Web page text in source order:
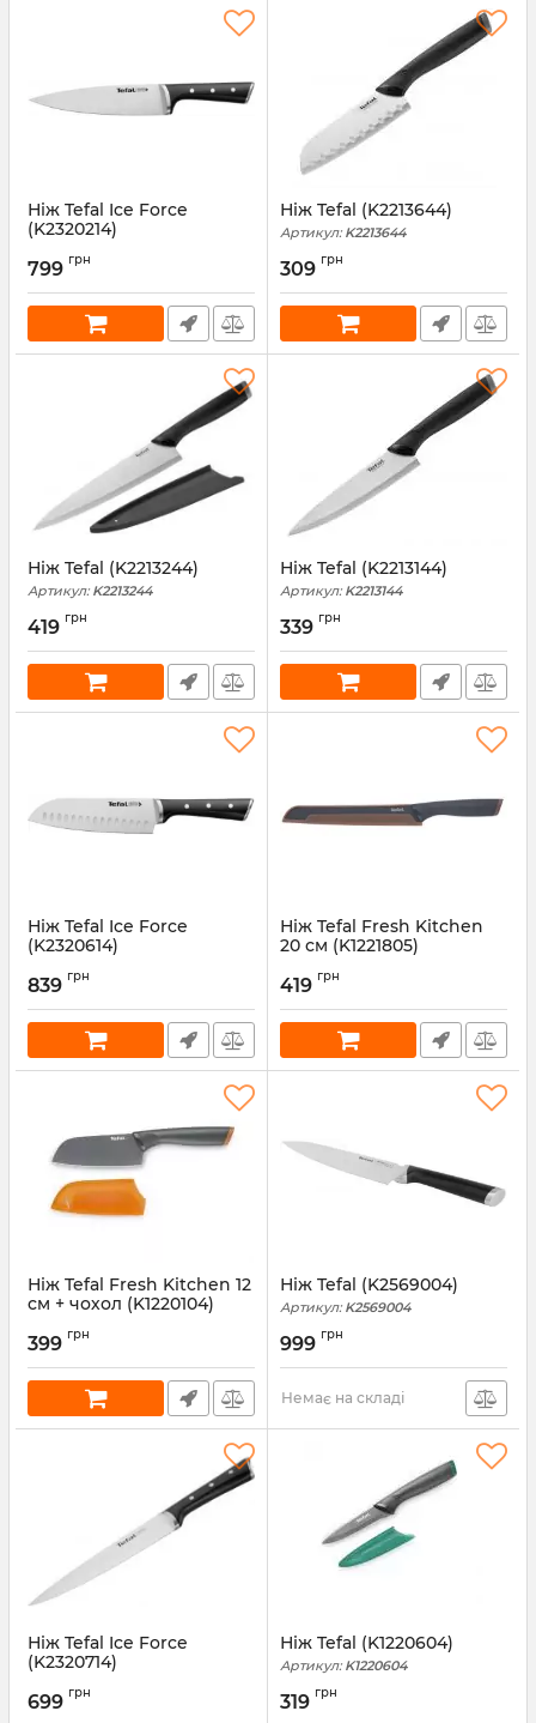
Ніж Tefal Ice Force
(K2320214)
799 грн
Ніж Tefal (K2213644)
Артикул: K2213644
309 грн
Ніж Tefal (K2213244)
Артикул: K2213244
419 грн
Ніж Tefal (K2213144)
Артикул: K2213144
339 грн
Ніж Tefal Ice Force
(K2320614)
839 грн
Ніж Tefal Fresh Kitchen
20 см (K1221805)
419 грн
Ніж Tefal Fresh Kitchen 12
см + чохол (K1220104)
399 грн
Ніж Tefal (K2569004)
Артикул: K2569004
999 грн
Немає на складі
Ніж Tefal Ice Force
(K2320714)
699 грн
Ніж Tefal (K1220604)
Артикул: K1220604
319 грн